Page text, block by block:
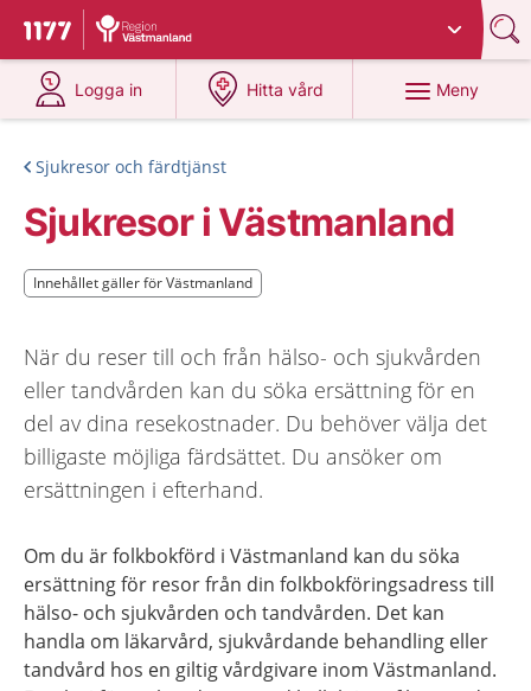
Till startsidan för 1177
Du har valt region
Logga in
på 1177.se
Hitta vård
på 1177.se
Meny
Sjukresor och färdtjänst
Sjukresor i Västmanland
Innehållet gäller för Västmanland
Innehållet gäller för Västmanland
När du reser till och från hälso- och sjukvården
eller tandvården kan du söka ersättning för en
del av dina resekostnader. Du behöver välja det
billigaste möjliga färdsättet. Du ansöker om
ersättningen i efterhand.
Om du är folkbokförd i Västmanland kan du söka
ersättning för resor från din folkbokföringsadress till
hälso- och sjukvården och tandvården. Det kan
handla om läkarvård, sjukvårdande behandling eller
tandvård hos en giltig vårdgivare inom Västmanland.